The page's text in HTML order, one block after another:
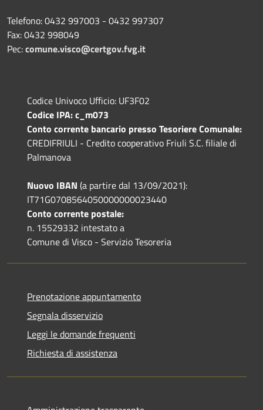
Telefono: 0432 997003 - 0432 997307
Fax: 0432 998049
Pec:comune.visco@certgov.fvg.it
Codice Univoco Ufficio: UF3F02
Codice IPA: c_m073
Conto corrente bancario presso Tesoriere Comunale:
CREDIFRIULI - Credito cooperativo Friuli S.C. filiale di
Palmanova
Nuovo IBAN (a partire dal 13/09/2021):
IT71G0708564050000000023440
Conto corrente postale:
n. 15529332 intestato a
Comune di Visco - Servizio Tesoreria
Prenotazione appuntamento
Segnala disservizio
Leggi le domande frequenti
Richiesta di assistenza